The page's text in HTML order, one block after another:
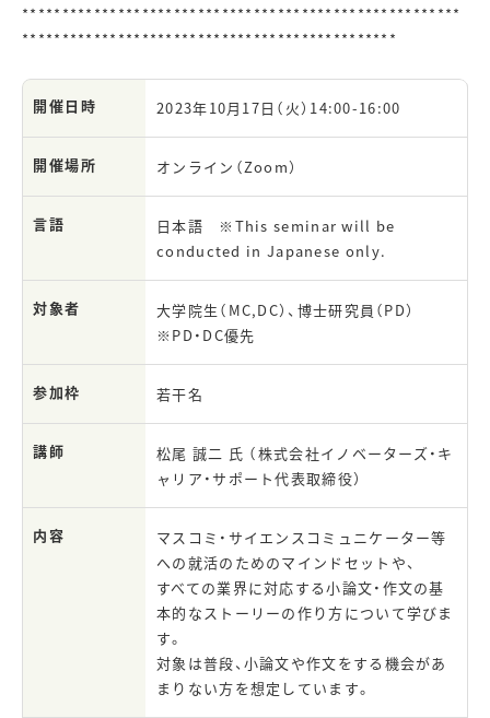
*******************************************************
***********************************************
開催日時 2023年10月17日（火） 14:00-16:00
開催場所 オンライン（Zoom）
言語 日本語 ※ This seminar will be
conducted in Japanese only.
対象者 大学院生（ MC,DC）、博士研究員（PD）
※PD・ DC優先
参加枠 若干名
講師
松尾 誠二 氏 （株式会社イノベーターズ・キ
ャリア・サポート代表取締役）
内容
マスコミ・サイエンスコミュニケーター等
への就活のためのマインドセットや、
すべての業界に対応する小論文・作文の基
本的なストーリーの作り方について学びま
す。
対象は普段、小論文や作文をする機会があ
まりない方を想定しています。